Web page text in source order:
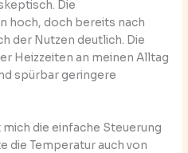
Die
hoch, doch bereits nach
der Nutzen deutlich. Die
Heizzeiten an meinen Alltag
spürbar geringere
die einfache Steuerung
die Temperatur auch von